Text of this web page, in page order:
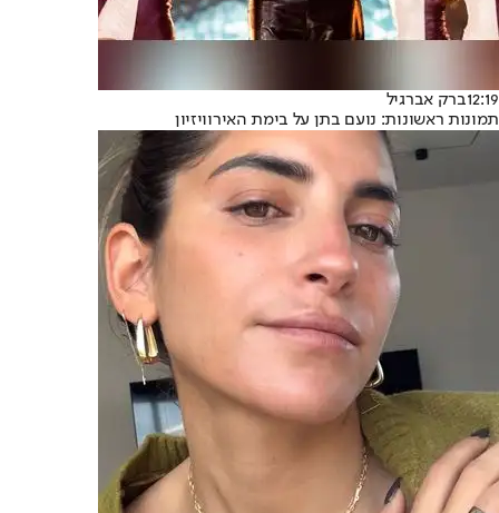
12:19ברק אברגיל
תמונות ראשונות: נועם בתן על בימת האירוויזיון